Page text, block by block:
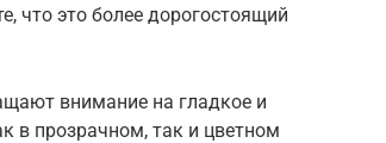
что это более дорогостоящий
внимание на гладкое и
в прозрачном, так и цветном